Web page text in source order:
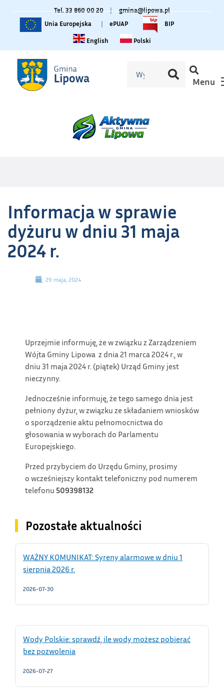
Tel. 33 860 00 20 |
gmina@lipowa.pl
Unia Europejska
| ePUAP
BIP
Change language to English
English Zmiana języka na polski
Polski
Menu
Informacja w sprawie
dyżuru w dniu 31 maja
2024 r.
29 maja, 2024
Uprzejmie informuję, że w związku z Zarządzeniem
Wójta Gminy Lipowa z dnia 21 marca 2024 r., w
dniu 31 maja 2024 r. (piątek) Urząd Gminy jest
nieczynny.
Jednocześnie informuję, że tego samego dnia jest
pełniony dyżur, w związku ze składaniem wniosków
o sporządzenie aktu pełnomocnictwa do
głosowania w wyborach do Parlamentu
Europejskiego.
Przed przybyciem do Urzędu Gminy, prosimy
o wcześniejszy kontakt telefoniczny pod numerem
telefonu 509398132
Pozostałe aktualności
WAŻNY KOMUNIKAT: Syreny alarmowe w dniu 1
sierpnia 2026 r.
2026-07-30
Wody Polskie: sprawdź, ile wody możesz pobierać
bez pozwolenia
2026-07-27